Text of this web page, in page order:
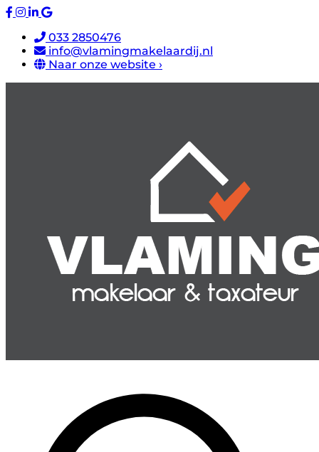
033 2850476
info@vlamingmakelaardij.nl
Naar onze website ›